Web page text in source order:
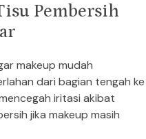
Pembersih
makeup mudah
dari bagian tengah ke
iritasi akibat
jika makeup masih